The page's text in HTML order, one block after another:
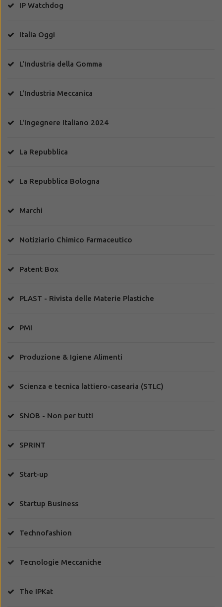
IP Watchdog
Italia Oggi
L'Industria della Gomma
L'Industria Meccanica
L'Ingegnere Italiano 2024
La Repubblica
La Repubblica Bologna
Marchi
Notiziario Chimico Farmaceutico
Patent Box
PLAST - Rivista delle Materie Plastiche
PMI
Produzione & Igiene Alimenti
Scienza e tecnica lattiero-casearia (STLC)
SNOB - Non per tutti
SPRINT
Start-up
Startup Business
Technofashion
Tecnologie Meccaniche
The IPKat